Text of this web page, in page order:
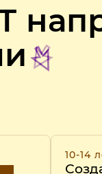
10-14